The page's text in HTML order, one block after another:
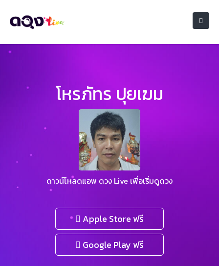
โหรภัทร ปุยเฆม
ดาวน์โหลดแอพ ดวง Live เพื่อเริ่มดูดวง
Apple Store ฟรี
Google Play ฟรี